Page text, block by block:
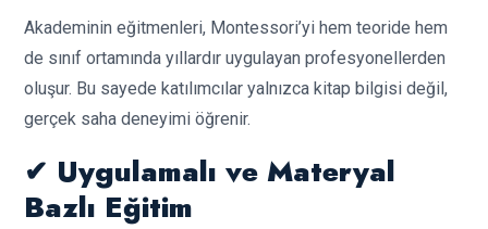
Akademinin eğitmenleri, Montessori’yi hem teoride hem
de sınıf ortamında yıllardır uygulayan profesyonellerden
oluşur. Bu sayede katılımcılar yalnızca kitap bilgisi değil,
gerçek saha deneyimi öğrenir.
✔ Uygulamalı ve Materyal
Bazlı Eğitim